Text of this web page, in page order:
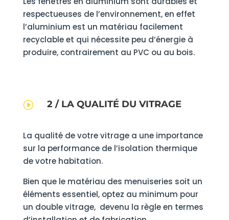
respectueuses de l’environnement, en effet
l’aluminium est un matériau facilement
recyclable et qui nécessite peu d’énergie à
produire, contrairement au PVC ou au bois.
I 2 / LA QUALITÉ DU VITRAGE
La qualité de votre vitrage a une importance
sur la performance de l’isolation thermique
de votre habitation.
Bien que le matériau des menuiseries soit un
éléments essentiel, optez au minimum pour
un double vitrage, devenu la règle en termes